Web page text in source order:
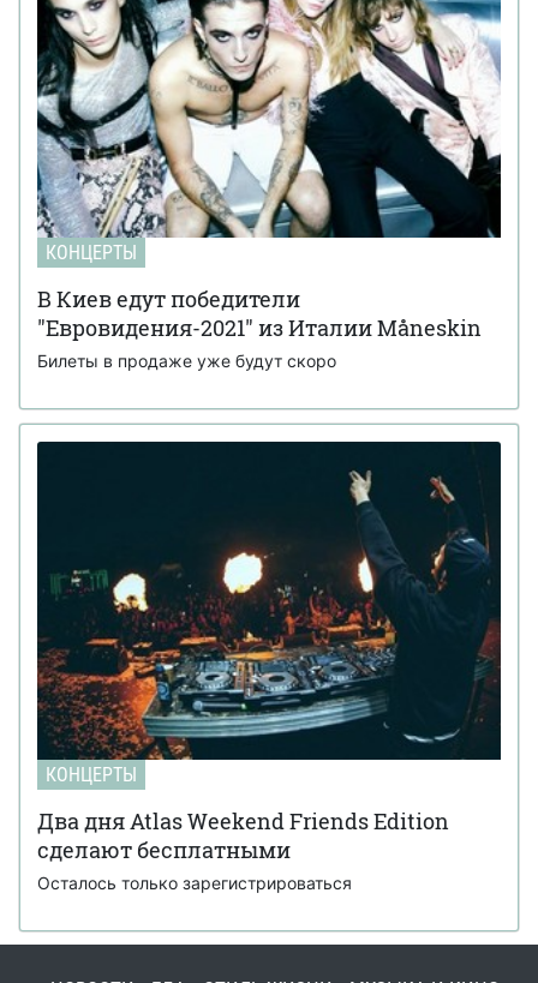
КОНЦЕРТЫ
В Киев едут победители
"Евровидения-2021" из Италии Måneskin
Билеты в продаже уже будут скоро
КОНЦЕРТЫ
Два дня Atlas Weekend Friends Edition
сделают бесплатными
Осталось только зарегистрироваться